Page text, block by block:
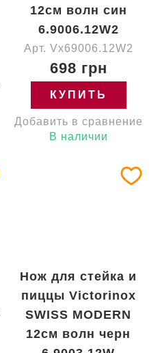
12см волн син
6.9006.12W2
Арт. Vx69006.12W2
698 грн
КУПИТЬ
Добавить в сравнение
В наличии
Нож для стейка и
пиццы Victorinox
SWISS MODERN
12см волн черн